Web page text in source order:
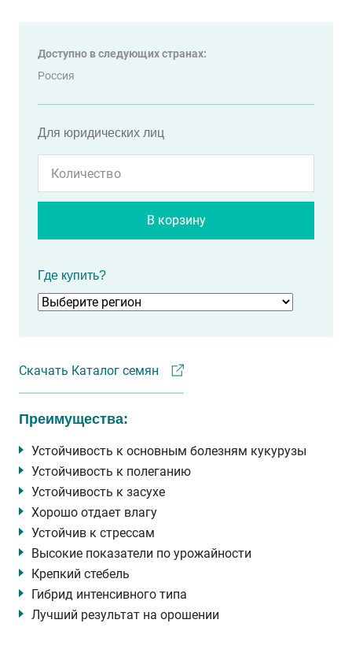
Доступно в следующих странах:
Россия
Для юридических лиц
В корзину
Где купить?
Скачать Каталог семян
Преимущества:
Устойчивость к основным болезням кукурузы
Устойчивость к полеганию
Устойчивость к засухе
Хорошо отдает влагу
Устойчив к стрессам
Высокие показатели по урожайности
Крепкий стебель
Гибрид интенсивного типа
Лучший результат на орошении